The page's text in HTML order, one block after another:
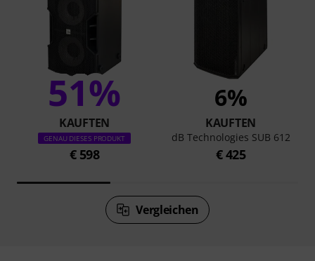
51%
KAUFTEN
GENAU DIESES PRODUKT
€ 598
6%
KAUFTEN
dB Technologies SUB 612
€ 425
Vergleichen